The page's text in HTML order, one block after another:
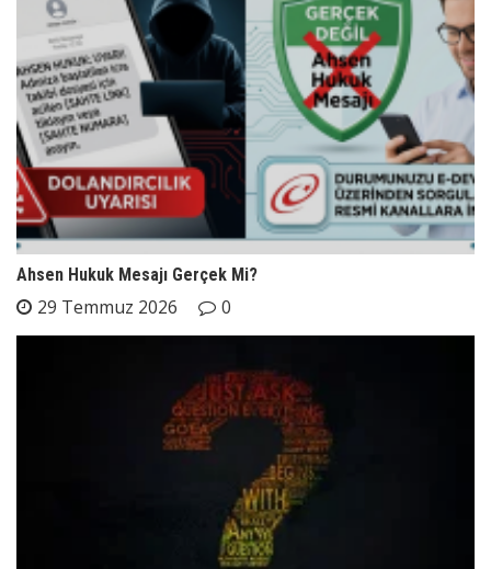
Ahsen Hukuk Mesajı Gerçek Mi?
29 Temmuz 2026 0